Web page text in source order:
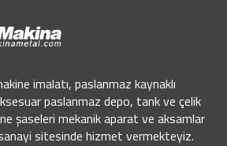
imalatı, paslanmaz kaynaklı
paslanmaz depo, tank ve çelik
şaseleri mekanik aparat ve aksamlar
sitesinde hizmet vermekteyiz.